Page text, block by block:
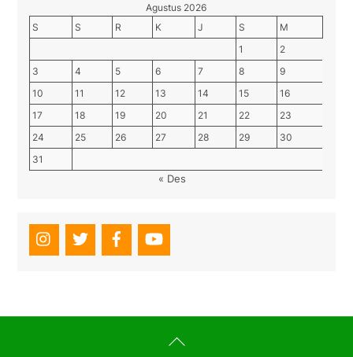
Agustus 2026
S
S R K J S
M
1
2
3
4 5 6 7 8
9
10
11 12 13 14 15
16
17
18 19 20 21 22
23
24
25 26 27 28 29
30
31
« Des
Back
To